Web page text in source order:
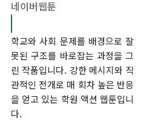
네이버웹툰
학교와 사회 문제를 배경으로 잘
못된 구조를 바로잡는 과정을 그
린 작품입니다. 강한 메시지와 직
관적인 전개로 매 회차 높은 반응
을 얻고 있는 학원 액션 웹툰입니
다.